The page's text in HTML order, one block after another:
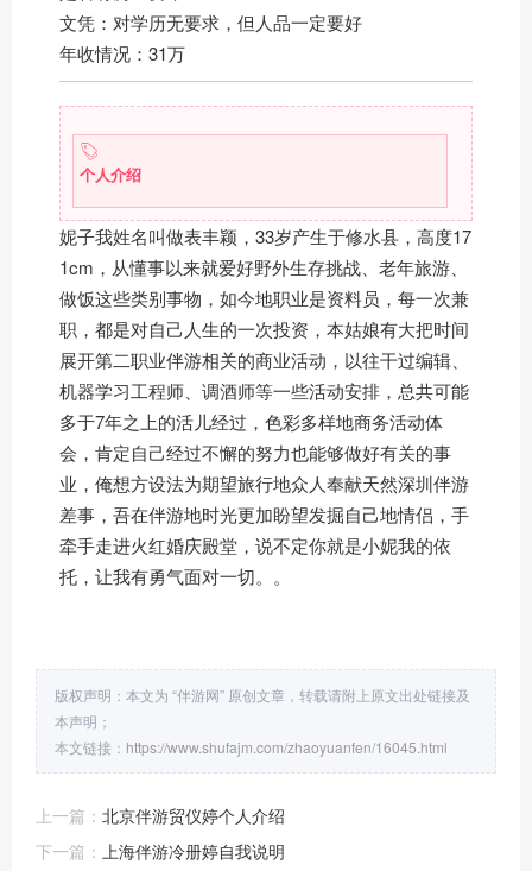
文凭：对学历无要求，但人品一定要好
年收情况：31万
个人介绍
妮子我姓名叫做表丰颖，33岁产生于修水县，高度17
1cm，从懂事以来就爱好野外生存挑战、老年旅游、
做饭这些类别事物，如今地职业是资料员，每一次兼
职，都是对自己人生的一次投资，本姑娘有大把时间
展开第二职业伴游相关的商业活动，以往干过编辑、
机器学习工程师、调酒师等一些活动安排，总共可能
多于7年之上的活儿经过，色彩多样地商务活动体
会，肯定自己经过不懈的努力也能够做好有关的事
业，俺想方设法为期望旅行地众人奉献天然深圳伴游
差事，吾在伴游地时光更加盼望发掘自己地情侣，手
牵手走进火红婚庆殿堂，说不定你就是小妮我的依
托，让我有勇气面对一切。。
版权声明：本文为 “伴游网” 原创文章，转载请附上原文出处链接及
本声明；
本文链接： https://www.shufajm.com/zhaoyuanfen/16045.html
上一篇： 北京伴游贸仪婷个人介绍
下一篇： 上海伴游冷册婷自我说明